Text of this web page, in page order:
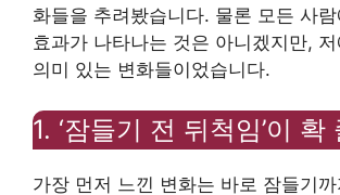
화들을 추려봤습니다. 물론 모든 사
효과가 나타나는 것은 아니겠지만,
의미 있는 변화들이었습니다.
1. ‘잠들기 전 뒤척임’이 확
가장 먼저 느낀 변화는 바로 잠들기